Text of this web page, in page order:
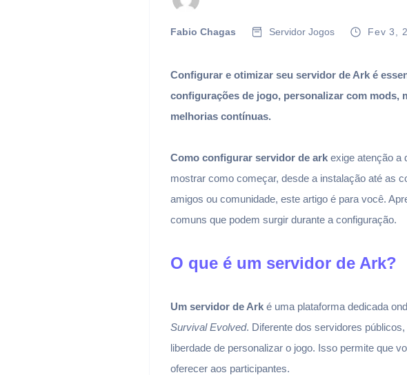
Fabio Chagas Servidor Jogos Fev 3,
Configurar e otimizar seu servidor de Ark é
configurações de jogo, personalizar com mods,
melhorias contínuas.
Como configurar servidor de ark exige atenção a
mostrar como começar, desde a instalação até as
amigos ou comunidade, este artigo é para você.
comuns que podem surgir durante a configuração.
O que é um servidor de Ark?
Um servidor de Ark é uma plataforma dedicada
Survival Evolved. Diferente dos servidores
liberdade de personalizar o jogo. Isso permite que
oferecer aos participantes.